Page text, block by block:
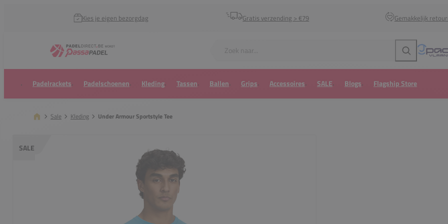
Kies je eigen bezorgdag Gratis verzending > €79 Gemakkelijk
Zoeken
Padelrackets Padelschoenen Kleding Tassen Ballen Grips Accessoires SALE Blogs Flagship Store
Sale Kleding Under Armour Sportstyle Tee
SALE